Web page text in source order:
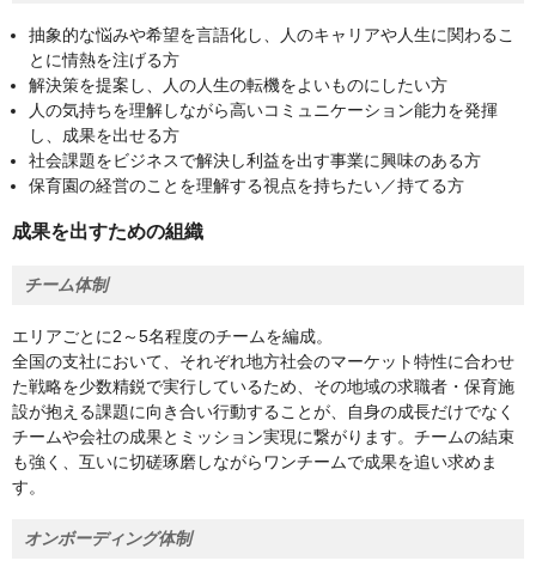
抽象的な悩みや希望を言語化し、人のキャリアや人生に関わるこ
とに情熱を注げる方
解決策を提案し、人の人生の転機をよいものにしたい方
人の気持ちを理解しながら高いコミュニケーション能力を発揮
し、成果を出せる方
社会課題をビジネスで解決し利益を出す事業に興味のある方
保育園の経営のことを理解する視点を持ちたい／持てる方
成果を出すための組織
チーム体制
エリアごとに2～5名程度のチームを編成。
全国の支社において、それぞれ地方社会のマーケット特性に合わせ
た戦略を少数精鋭で実行しているため、その地域の求職者・保育施
設が抱える課題に向き合い行動することが、自身の成長だけでなく
チームや会社の成果とミッション実現に繋がります。チームの結束
も強く、互いに切磋琢磨しながらワンチームで成果を追い求めま
す。
オンボーディング体制